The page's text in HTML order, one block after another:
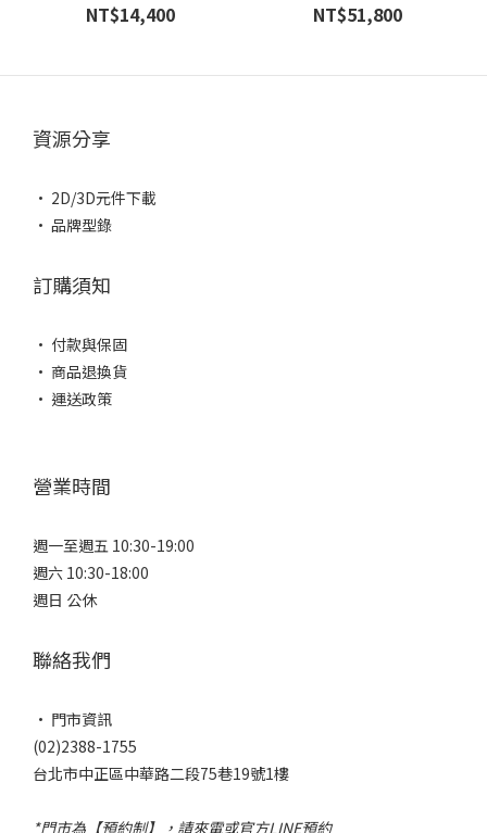
NT$14,400 NT$51,800
資源分享
• 2D/3D元件下載
• 品牌型錄
訂購須知
• 付款與保固
• 商品退換貨
• 運送政策
營業時間
週一至週五 10:30-19:00
週六 10:30-18:00
週日 公休
聯絡我們
• 門市資訊
(02)2388-1755
台北市中正區中華路二段75巷19號1樓
*門市為【預約制】，請來電或官方LINE預約